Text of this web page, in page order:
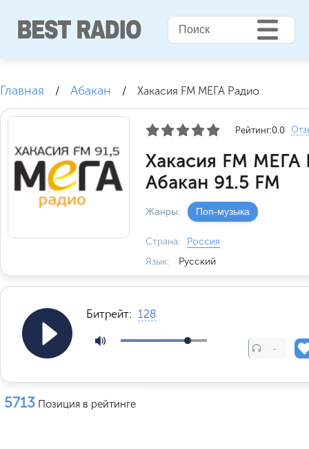
Главная / Абакан / Хакасия FM МЕГА Радио
Рейтинг:0.0
Хакасия FM МЕГА
Абакан 91.5 FM
Жанры: Поп-музыка
Страна:
Россия
Язык:
Русский
Битрейт: 128
-
5713 Позиция в рейтинге